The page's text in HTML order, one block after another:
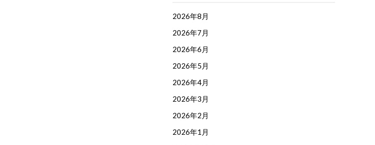
2026年8月
2026年7月
2026年6月
2026年5月
2026年4月
2026年3月
2026年2月
2026年1月